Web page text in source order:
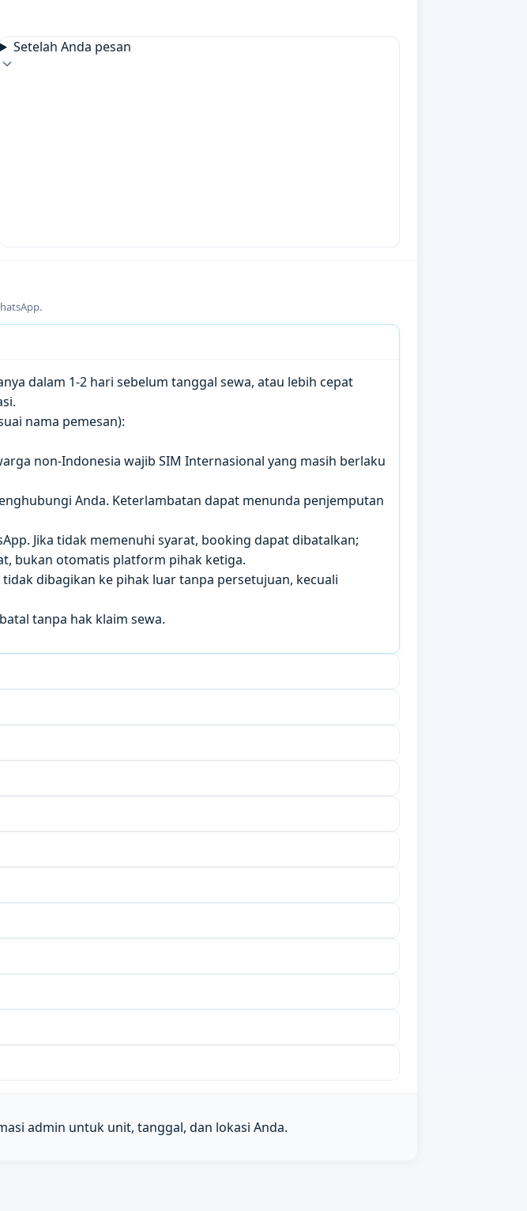
Setelah Anda pesan
dalam 1-2 hari sebelum tanggal sewa, atau lebih cepat
nama pemesan):
non-Indonesia wajib SIM Internasional yang masih berlaku
Anda. Keterlambatan dapat menunda penjemputan
Jika tidak memenuhi syarat, booking dapat dibatalkan;
bukan otomatis platform pihak ketiga.
dibagikan ke pihak luar tanpa persetujuan, kecuali
tanpa hak klaim sewa.
admin untuk unit, tanggal, dan lokasi Anda.